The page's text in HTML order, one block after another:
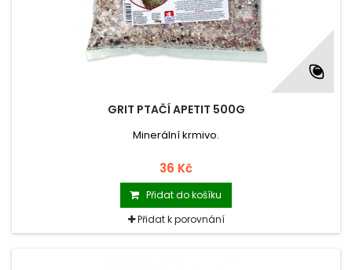
GRIT PTAČÍ APETIT 500G
Minerální krmivo.
36 Kč
Přidat do košíku
Přidat k porovnání